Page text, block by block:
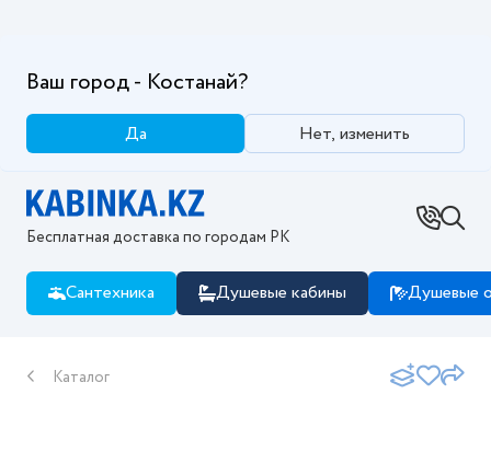
Ваш город - Костанай?
Да Нет, изменить
Бесплатная доставка по городам РК
Сантехника Душевые кабины Душевые
Каталог